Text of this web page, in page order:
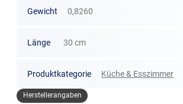
Gewicht 0,8260
Länge 30 cm
Produktkategorie Küche & Esszimmer
Herstellerangaben